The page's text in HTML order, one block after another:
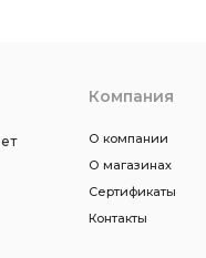
Компания
О компании
О магазинах
Сертификаты
Контакты